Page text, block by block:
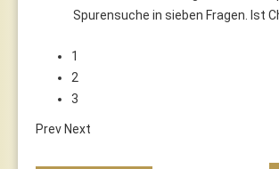
Spurensuche in sieben Fragen. Ist
1
2
3
PrevNext